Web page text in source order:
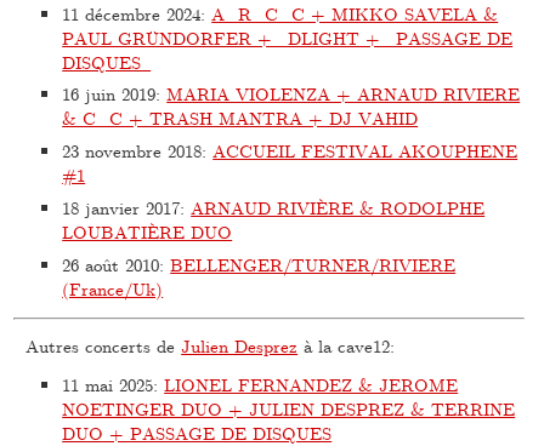
11 décembre 2024: A_R_C_C + MIKKO SAVELA &
PAUL GRÜNDORFER + DLIGHT + PASSAGE DE
DISQUES
16 juin 2019:MARIA VIOLENZA + ARNAUD RIVIERE
& C_C + TRASH MANTRA + DJ VAHID
23 novembre 2018:ACCUEIL FESTIVAL AKOUPHENE
#1
18 janvier 2017:ARNAUD RIVIÈRE & RODOLPHE
LOUBATIÈRE DUO
26 août 2010:BELLENGER/TURNER/RIVIERE
(France/Uk)
Autres concerts deJulien Desprez à la cave12:
11 mai 2025:LIONEL FERNANDEZ & JEROME
NOETINGER DUO + JULIEN DESPREZ & TERRINE
DUO + PASSAGE DE DISQUES